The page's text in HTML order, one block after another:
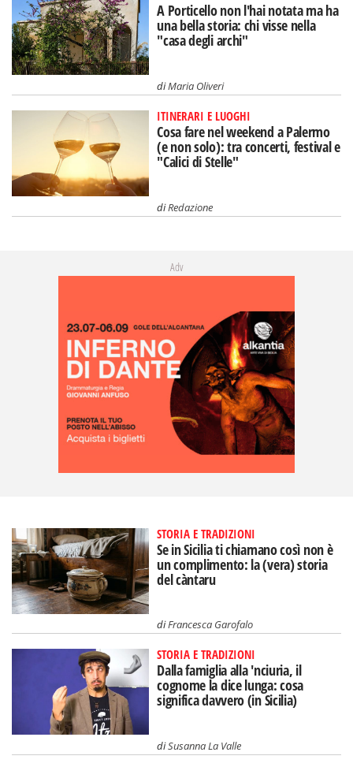
A Porticello non l'hai notata ma ha
una bella storia: chi visse nella
"casa degli archi"
diMaria Oliveri
ITINERARI E LUOGHI
Cosa fare nel weekend a Palermo
(e non solo): tra concerti, festival e
"Calici di Stelle"
diRedazione
Adv
STORIA E TRADIZIONI
Se in Sicilia ti chiamano così non è
un complimento: la (vera) storia
del càntaru
diFrancesca Garofalo
STORIA E TRADIZIONI
Dalla famiglia alla 'nciuria, il
cognome la dice lunga: cosa
significa davvero (in Sicilia)
diSusanna La Valle